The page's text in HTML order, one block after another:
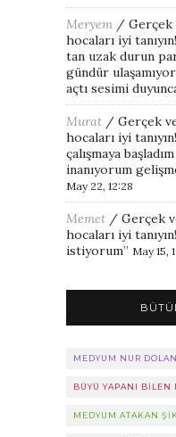
Meryem / Gerçek
hocaları iyi tanıyın!
tan uzak durun
gündür
açtı sesimi
Murat / Gerçek
hocaları iyi tanıyın!
çalışmaya
inanıyorum
May 22, 12:28
Memet / Gerçek
hocaları iyi tanıyın!
istiyorum” May 15,
MEDYUM NUR
BÜYÜ YAPANI BILEN
MEDYUM ATAKAN